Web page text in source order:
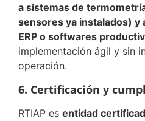
a sistemas de
sensores ya instalados) y
ERP o softwares
implementación ágil y sin
operación.
6. Certificación y
RTIAP es entidad